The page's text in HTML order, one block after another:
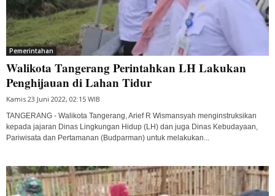
Pemerintahan
Walikota Tangerang Perintahkan LH Lakukan
Penghijauan di Lahan Tidur
Kamis 23 Juni 2022, 02:15 WIB
TANGERANG - Walikota Tangerang, Arief R Wismansyah menginstruksikan
kepada jajaran Dinas Lingkungan Hidup (LH) dan juga Dinas Kebudayaan,
Pariwisata dan Pertamanan (Budparman) untuk melakukan...